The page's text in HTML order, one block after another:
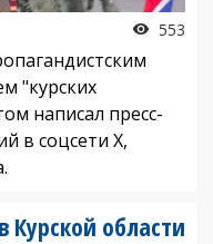
553
"курских
написал пресс-
в соцсети Х,
области